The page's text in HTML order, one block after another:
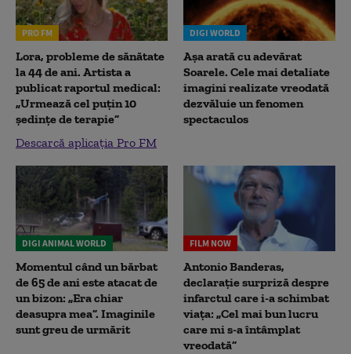
PRO FM
Lora, probleme de sănătate
la 44 de ani. Artista a
publicat raportul medical:
„Urmează cel puțin 10
ședințe de terapie”
Descarcă aplicația Pro FM
DIGI WORLD
Așa arată cu adevărat
Soarele. Cele mai detaliate
imagini realizate vreodată
dezvăluie un fenomen
spectaculos
DIGI ANIMAL WORLD
Momentul când un bărbat
de 65 de ani este atacat de
un bizon: „Era chiar
deasupra mea”. Imaginile
sunt greu de urmărit
FILM NOW
Antonio Banderas,
declarație surpriză despre
infarctul care i-a schimbat
viața: „Cel mai bun lucru
care mi s-a întâmplat
vreodată”